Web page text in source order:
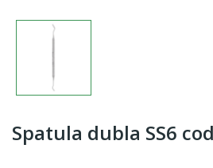
Spatula dubla SS6